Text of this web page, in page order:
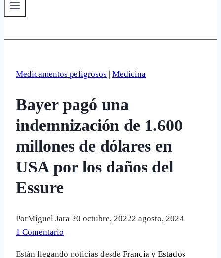
Medicamentos peligrosos | Medicina
Bayer pagó una
indemnización de 1.600
millones de dólares en
USA por los daños del
Essure
PorMiguel Jara 20 octubre, 20222 agosto, 2024
1 Comentario
Están llegando noticias desdeFrancia y Estados